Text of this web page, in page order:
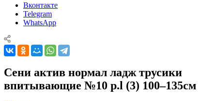
Вконтакте
Telegram
WhatsApp
Сени актив нормал ладж трусики
впитывающие №10 р.l (3) 100–135см